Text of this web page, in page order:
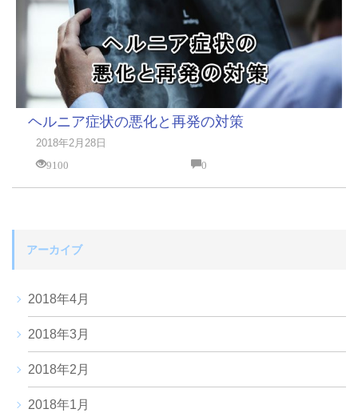
ヘルニア症状の悪化と再発の対策
2018年2月28日
9100
0
アーカイブ
2018年4月
2018年3月
2018年2月
2018年1月